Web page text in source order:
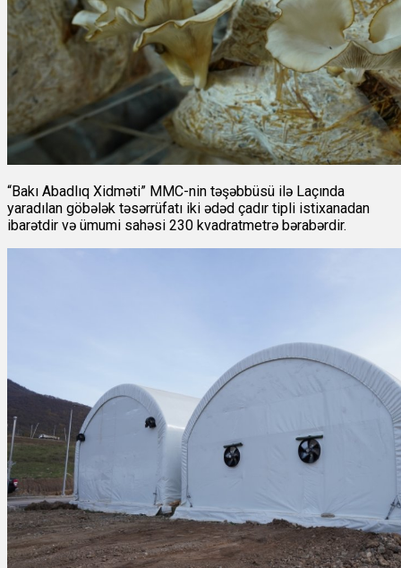
“Bakı Abadlıq Xidməti” MMC-nin təşəbbüsü ilə Laçında
yaradılan göbələk təsərrüfatı iki ədəd çadır tipli istixanadan
ibarətdir və ümumi sahəsi 230 kvadratmetrə bərabərdir.